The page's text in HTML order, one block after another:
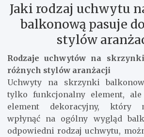
Jaki rodzaj uchwytu
balkonową pasuje
stylów
Rodzaje uchwytów na
różnych stylów aranżacji
Uchwyty na skrzynki
tylko funkcjonalny element,
element dekoracyjny, który
wpłynąć na ogólny wygląd
odpowiedni rodzaj uchwytu,